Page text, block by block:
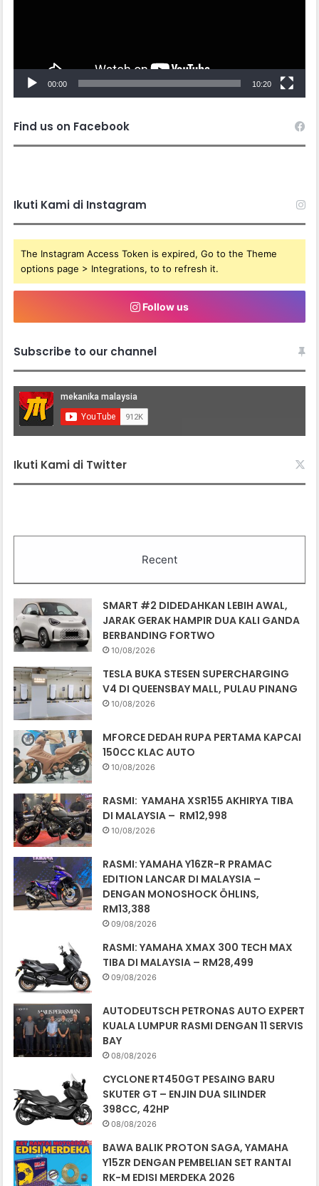
00:00 10:20
Find us on Facebook
Ikuti Kami di Instagram
The Instagram Access Token is expired, Go to the Theme
options page > Integrations, to to refresh it.
Follow us
Subscribe to our channel
Ikuti Kami di Twitter
Recent
SMART #2 DIDEDAHKAN LEBIH AWAL,
JARAK GERAK HAMPIR DUA KALI GANDA
BERBANDING FORTWO
10/08/2026
TESLA BUKA STESEN SUPERCHARGING
V4 DI QUEENSBAY MALL, PULAU PINANG
10/08/2026
MFORCE DEDAH RUPA PERTAMA KAPCAI
150CC KLAC AUTO
10/08/2026
RASMI: YAMAHA XSR155 AKHIRYA TIBA
DI MALAYSIA – RM12,998
10/08/2026
RASMI: YAMAHA Y16ZR-R PRAMAC
EDITION LANCAR DI MALAYSIA –
DENGAN MONOSHOCK ÖHLINS,
RM13,388
09/08/2026
RASMI: YAMAHA XMAX 300 TECH MAX
TIBA DI MALAYSIA – RM28,499
09/08/2026
AUTODEUTSCH PETRONAS AUTO EXPERT
KUALA LUMPUR RASMI DENGAN 11 SERVIS
BAY
08/08/2026
CYCLONE RT450GT PESAING BARU
SKUTER GT – ENJIN DUA SILINDER
398CC, 42HP
08/08/2026
BAWA BALIK PROTON SAGA, YAMAHA
Y15ZR DENGAN PEMBELIAN SET RANTAI
RK-M EDISI MERDEKA 2026